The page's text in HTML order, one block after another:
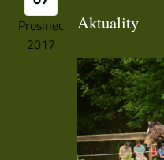
Prosinec
2017
Aktuality